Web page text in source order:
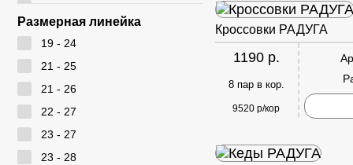
Ameiyida
AOWEI
Размерная линейка
19 - 24
21 - 25
21 - 26
22 - 27
23 - 27
23 - 28
Кроссовки РАДУГА
1190 р.
8 пар в кор.
9520 р/кор